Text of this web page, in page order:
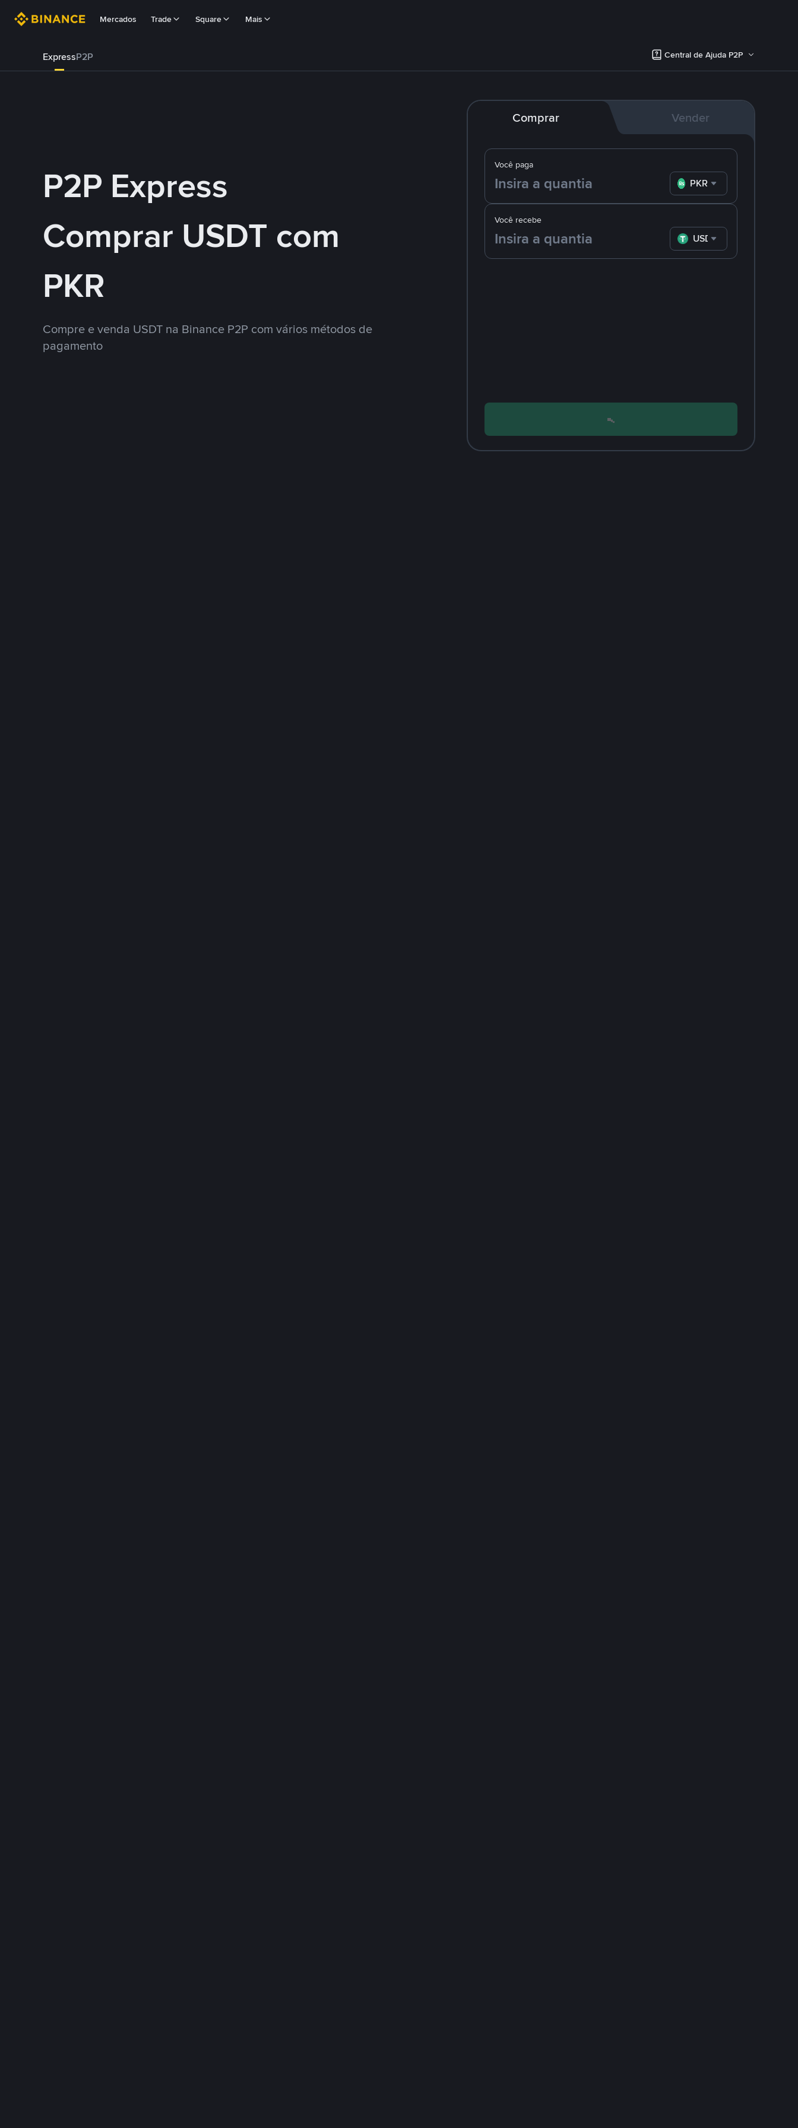
Mercados Trade Square Mais
ExpressP2P Central de Ajuda P2P
P2P Express
Comprar USDT com
PKR
Compre e venda USDT na Binance P2P com vários métodos de
pagamento
Comprar Vender
Você paga
PKR
Você recebe
USDT